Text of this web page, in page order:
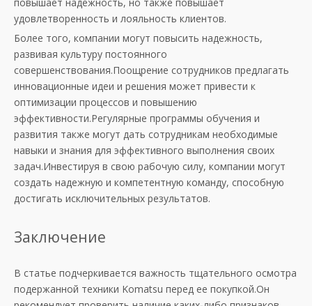
удовлетворенность и лояльность клиентов.
Более того, компании могут повысить надежность,
развивая культуру постоянного
совершенствования.Поощрение сотрудников предлагать
инновационные идеи и решения может привести к
оптимизации процессов и повышению
эффективности.Регулярные программы обучения и
развития также могут дать сотрудникам необходимые
навыки и знания для эффективного выполнения своих
задач.Инвестируя в свою рабочую силу, компании могут
создать надежную и компетентную команду, способную
достигать исключительных результатов.
Заключение
В статье подчеркивается важность тщательного осмотра
подержанной техники Komatsu перед ее покупкой.Он